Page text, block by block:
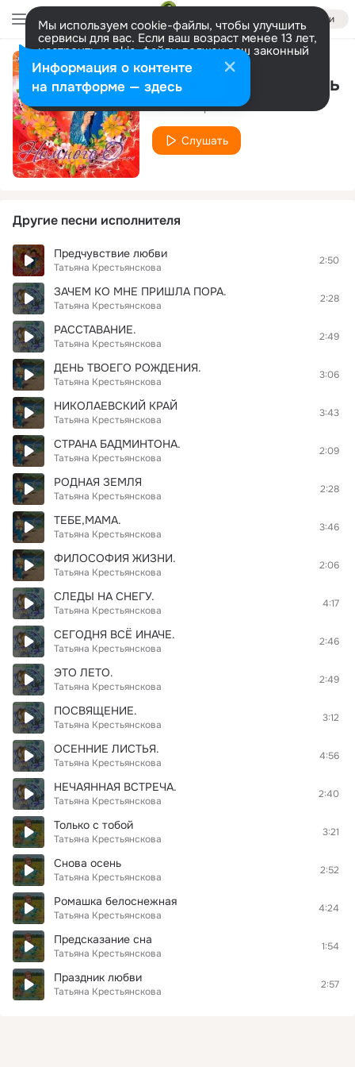
Войти
Мы используем cookie-файлы, чтобы улучшить
сервисы для вас. Если ваш возраст менее 13 лет,
настроить cookie-файлы должен ваш законный
представитель. Больше информации
Разрешить все Настроить
Прошедшая любовь
Татьяна Крестьянскова
Слушать
Другие песни исполнителя
Предчувствие любви
Татьяна Крестьянскова
2:50
ЗАЧЕМ КО МНЕ ПРИШЛА ПОРА.
Татьяна Крестьянскова
2:28
РАССТАВАНИЕ.
Татьяна Крестьянскова
2:49
ДЕНЬ ТВОЕГО РОЖДЕНИЯ.
Татьяна Крестьянскова
3:06
НИКОЛАЕВСКИЙ КРАЙ
Татьяна Крестьянскова
3:43
СТРАНА БАДМИНТОНА.
Татьяна Крестьянскова
2:09
РОДНАЯ ЗЕМЛЯ
Татьяна Крестьянскова
2:28
ТЕБЕ,МАМА.
Татьяна Крестьянскова
3:46
ФИЛОСОФИЯ ЖИЗНИ.
Татьяна Крестьянскова
2:06
СЛЕДЫ НА СНЕГУ.
Татьяна Крестьянскова
4:17
СЕГОДНЯ ВСЁ ИНАЧЕ.
Татьяна Крестьянскова
2:46
ЭТО ЛЕТО.
Татьяна Крестьянскова
2:49
ПОСВЯЩЕНИЕ.
Татьяна Крестьянскова
3:12
ОСЕННИЕ ЛИСТЬЯ.
Татьяна Крестьянскова
4:56
НЕЧАЯННАЯ ВСТРЕЧА.
Татьяна Крестьянскова
2:40
Только с тобой
Татьяна Крестьянскова
3:21
Снова осень
Татьяна Крестьянскова
2:52
Ромашка белоснежная
Татьяна Крестьянскова
4:24
Предсказание сна
Татьяна Крестьянскова
1:54
Праздник любви
Татьяна Крестьянскова
2:57
Информация о контенте
на платформе — здесь